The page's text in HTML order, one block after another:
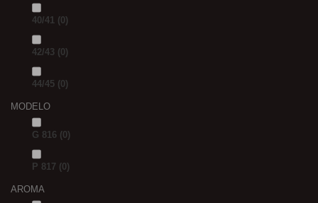
40/41 (0)
42/43 (0)
44/45 (0)
MODELO
G 816 (0)
P 817 (0)
AROMA